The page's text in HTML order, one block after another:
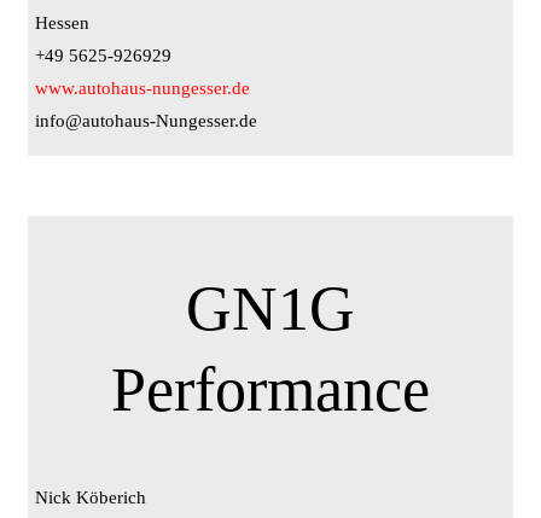
Hessen
+49 5625-926929
www.autohaus-nungesser.de
info@autohaus-Nungesser.de
GN1G
Performance
Nick Köberich